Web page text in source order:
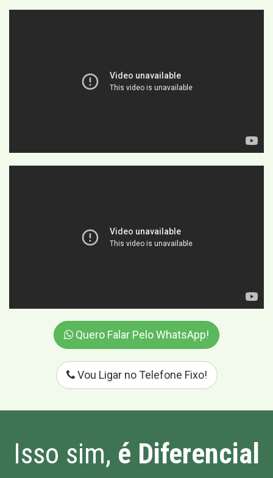
Quero Falar Pelo WhatsApp!
Vou Ligar no Telefone Fixo!
Isso sim, é Diferencial